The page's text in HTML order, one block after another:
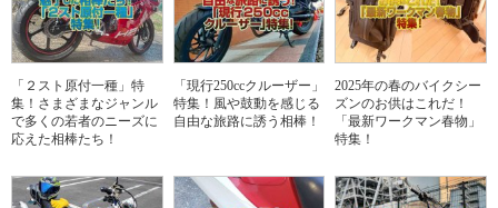
「２スト原付一種」特
集！さまざまなジャンル
で多くの若者のニーズに
応えた相棒たち！
「現行250ccクルーザー」
特集！風や鼓動を感じる
自由な旅路に誘う相棒！
2025年の春のバイクシー
ズンのお供はこれだ！
「最新ワークマン春物」
特集！